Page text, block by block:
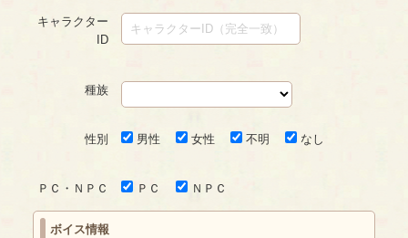
キャラクター
ID
種族
性別 男性 女性 不明 なし
ＰＣ・ＮＰＣ ＰＣ ＮＰＣ
ボイス情報